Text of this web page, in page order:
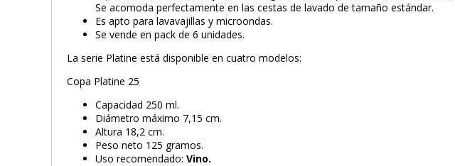
Se acomoda perfectamente en las cestas de lavado de tamaño estándar.
Es apto para lavavajillas y microondas.
Se vende en pack de 6 unidades.
La serie Platine está disponible en cuatro modelos:
Copa Platine 25
Capacidad 250 ml.
Diámetro máximo 7,15 cm.
Altura 18,2 cm.
Peso neto 125 gramos.
Uso recomendado:Vino.